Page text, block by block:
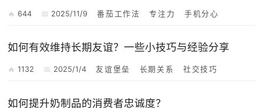
644 2025/11/9 番茄工作法 专注力 手机分心
如何有效维持长期友谊？一些小技巧与经验分享
1132 2025/1/4 友谊堡垒 长期关系 社交技巧
如何提升奶制品的消费者忠诚度？